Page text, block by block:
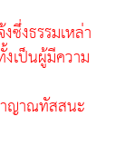
ซึ่งธรรมเหล่า
เป็นผู้มีความ
ญาณทัสสนะ